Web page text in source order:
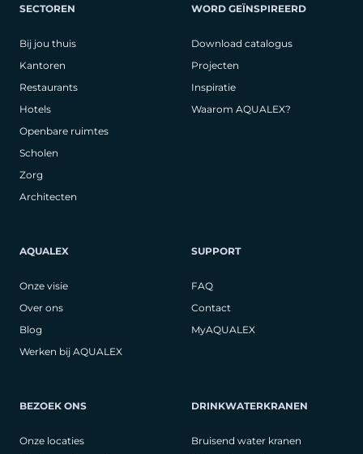
SECTOREN
Bij jou thuis
Kantoren
Restaurants
Hotels
Openbare ruimtes
Scholen
Zorg
Architecten
WORD GEÏNSPIREERD
Download catalogus
Projecten
Inspiratie
Waarom AQUALEX?
AQUALEX
Onze visie
Over ons
Blog
Werken bij AQUALEX
SUPPORT
FAQ
Contact
MyAQUALEX
BEZOEK ONS
Onze locaties
DRINKWATERKRANEN
Bruisend water kranen